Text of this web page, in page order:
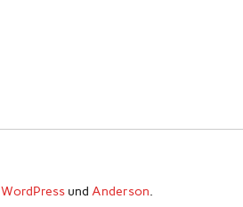
WordPressund Anderson